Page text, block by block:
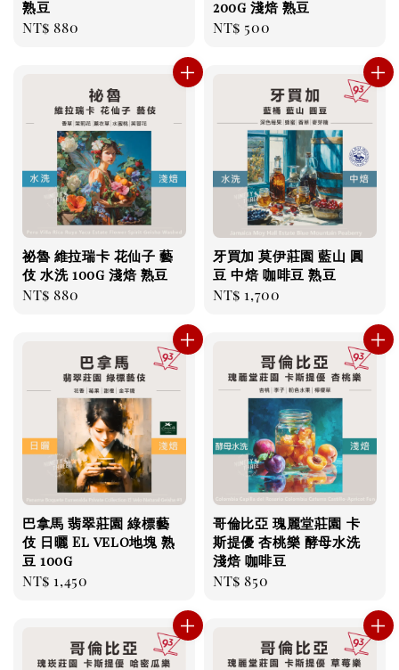
熟豆
Regular
NT$ 880
200g 淺焙 熟豆
Regular
NT$ 500
祕魯 維拉瑞卡 花仙子 藝
伎 水洗 100g 淺焙 熟豆
Regular
NT$ 880
牙買加 莫伊莊園 藍山 圓
豆 中焙 咖啡豆 熟豆
Regular
NT$ 1,700
巴拿馬 翡翠莊園 綠標藝
伎 日曬 El velo地塊 熟
豆 100g
Regular
NT$ 1,450
哥倫比亞 瑰麗堂莊園 卡
斯提優 杏桃樂 酵母水洗
淺焙 咖啡豆
Regular
NT$ 850